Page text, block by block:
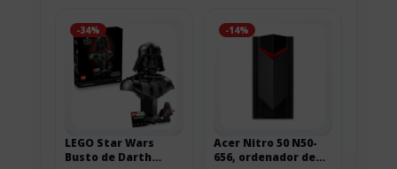
-34%
LEGO Star Wars
Busto de Darth
-14%
Acer Nitro 50 N50-
656, ordenador de